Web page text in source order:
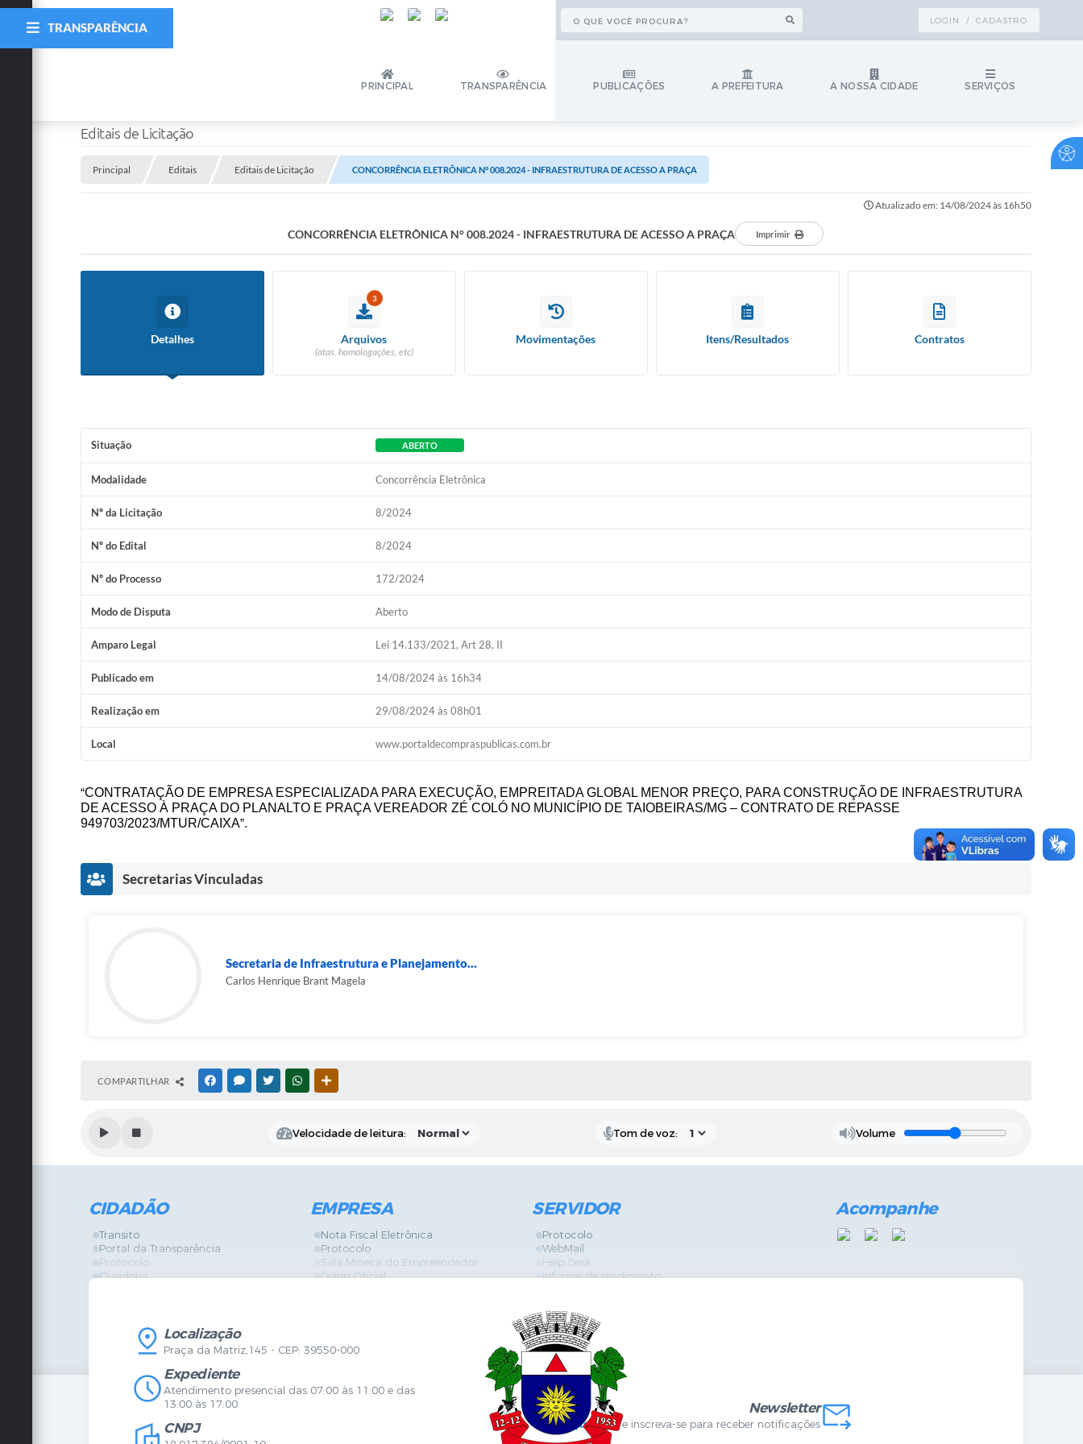
LOGIN / CADASTRO
PRINCIPAL TRANSPARÊNCIA PUBLICAÇÕES A PREFEITURA A NOSSA CIDADE SERVIÇOS
TRANSPARÊNCIA
Editais de Licitação
Principal Editais Editais de Licitação CONCORRÊNCIA ELETRÔNICA N° 008.2024 - INFRAESTRUTURA DE ACESSO A PRAÇA
Atualizado em: 14/08/2024 às 16h50
CONCORRÊNCIA ELETRÔNICA N° 008.2024 - INFRAESTRUTURA DE ACESSO A PRAÇA Imprimir
Detalhes
3
Arquivos
(atas, homologações, etc)
Movimentações Itens/Resultados Contratos
Situação ABERTO
Modalidade Concorrência Eletrônica
Nº da Licitação 8/2024
Nº do Edital 8/2024
Nº do Processo 172/2024
Modo de Disputa Aberto
Amparo Legal Lei 14.133/2021, Art 28, II
Publicado em 14/08/2024 às 16h34
Realização em 29/08/2024 às 08h01
Local www.portaldecompraspublicas.com.br
“CONTRATAÇÃO DE EMPRESA ESPECIALIZADA PARA EXECUÇÃO, EMPREITADA GLOBAL MENOR PREÇO, PARA CONSTRUÇÃO DE INFRAESTRUTURA
DE ACESSO À PRAÇA DO PLANALTO E PRAÇA VEREADOR ZÉ COLÓ NO MUNICÍPIO DE TAIOBEIRAS/MG – CONTRATO DE REPASSE
949703/2023/MTUR/CAIXA”.
Secretarias Vinculadas
Secretaria de Infraestrutura e Planejamento...
Carlos Henrique Brant Magela
COMPARTILHAR FACEBOOKMESSENGER
TWITTERWHATSAPP
Velocidade de leitura: Tom de voz: Volume
CIDADÃO
Transito
Portal da Transparência
Protocolo
Ouvidoria
Legislação
Diário Oficial
Mapa do Site
Certidões
Agenda de Eventos
Concursos
Telefones Úteis
EMPRESA
Nota Fiscal Eletrônica
Protocolo
Sala Mineira do Empreendedor
Diário Oficial
Serviços Online
Vigilância Sanitária
SERVIDOR
Protocolo
WebMail
Help Desk
Informe de rendimento
GPI
Diário Oficial
Fale com RH
SGDI - Sistema de Gerência de Demandas Internas
Concurso Público e Processo Seletivo
Portal da Atenção Primaria
Acompanhe
Localização
Praça da Matriz,145 - CEP: 39550-000
Expediente
Atendimento presencial das 07:00 às 11:00 e das
13:00 às 17:00
CNPJ
Newsletter
Clique aquie inscreva-se para receber notificações